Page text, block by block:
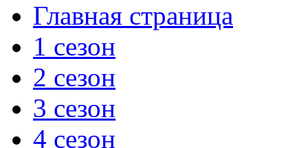
Главная страница
1 сезон
2 сезон
3 сезон
4 сезон